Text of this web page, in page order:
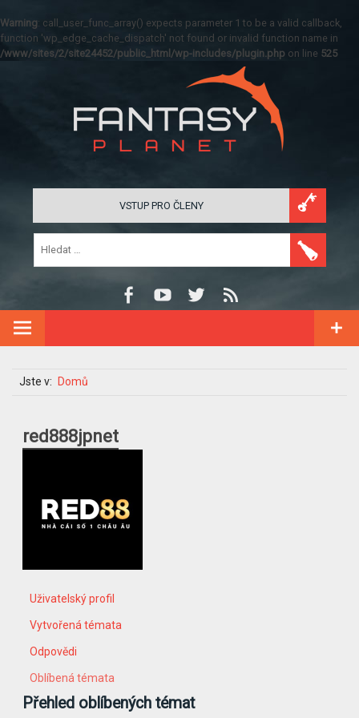
Warning: call_user_func_array() expects parameter 1 to be a valid callback,
function 'wp_edge_cache_dispatch' not found or invalid function name in
/www/sites/2/site24452/public_html/wp-includes/plugin.php on line 525
VSTUP PRO ČLENY
Jste v: Domů
red888jpnet
Uživatelský profil
Vytvořená témata
Odpovědi
Oblíbená témata
Přehled oblíbených témat